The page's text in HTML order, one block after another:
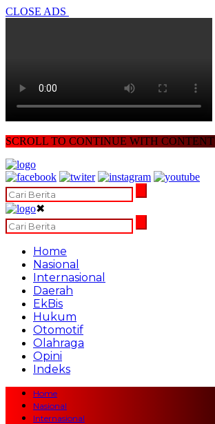
CLOSE ADS
SCROLL TO CONTINUE WITH CONTENT
✖
Home
Nasional
Internasional
Daerah
EkBis
Hukum
Otomotif
Olahraga
Opini
Indeks
Home
Nasional
Internasional